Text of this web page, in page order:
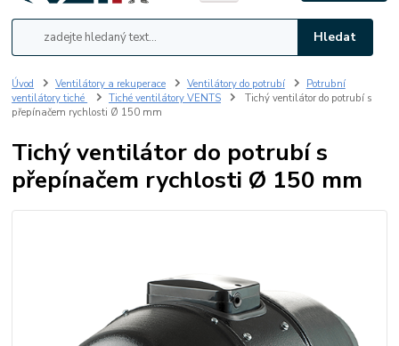
Hledat
Úvod Ventilátory a rekuperace Ventilátory do potrubí
Potrubní
ventilátory tiché
Tiché ventilátory VENTS
Tichý ventilátor do potrubí s
přepínačem rychlosti Ø 150 mm
Tichý ventilátor do potrubí s
přepínačem rychlosti Ø 150 mm